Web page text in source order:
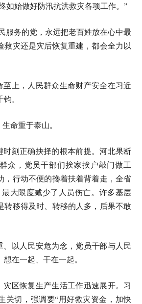
如始做好防汛抗洪救灾各项工作。”
服务的党，永远把老百姓放在心中最
救灾还是灾后恢复重建，都会全力以
至上，人民群众生命财产安全在习近
。
命重于泰山。
时刻正确抉择的根本前提。河北果断
众，党员干部们挨家挨户敲门做工
，行动不便的搀着扶着背着走，全省
最大限度减少了人员伤亡。许多基层
转移得及时、转移的人多，后果不敢
、以人民安危为念，党员干部与人民
在一起、干在一起。
灾区恢复生产生活工作迅速展开。习
关切，强调要“用好救灾资金，加快